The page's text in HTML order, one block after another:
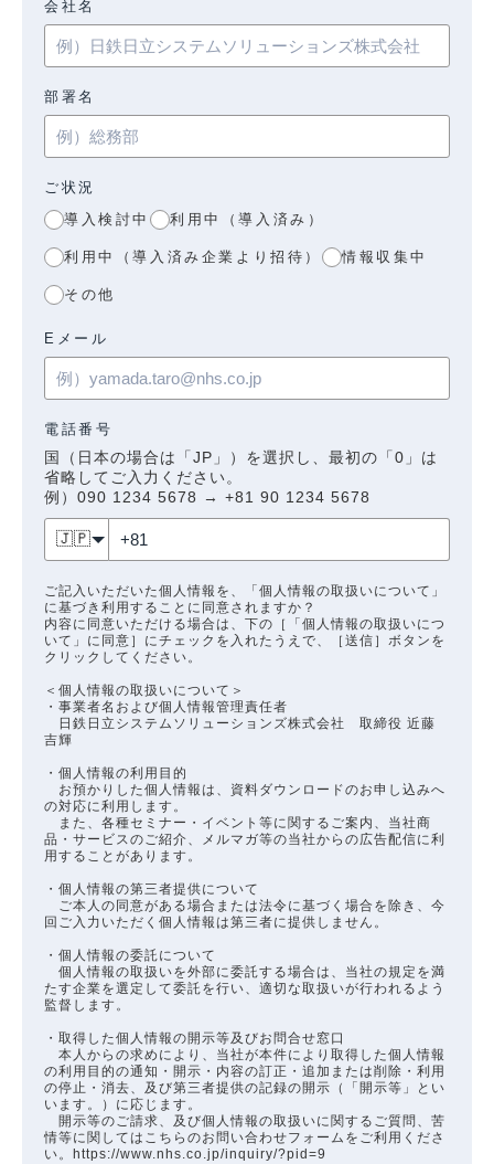
会社名
部署名
ご状況
導入検討中
利用中（導入済み）
利用中（導入済み企業より招待） 情報収集中
その他
Eメール
電話番号
国（日本の場合は「JP」）を選択し、最初の「0」は
省略してご入力ください。
例）090 1234 5678 → +81 90 1234 5678
🇯🇵
ご記入いただいた個人情報を、「個人情報の取扱いについて」
に基づき利用することに同意されますか？
内容に同意いただける場合は、下の［「個人情報の取扱いにつ
いて」に同意］にチェックを入れたうえで、［送信］ボタンを
クリックしてください。
＜個人情報の取扱いについて＞
・事業者名および個人情報管理責任者
日鉄日立システムソリューションズ株式会社 取締役 近藤
吉輝
・個人情報の利用目的
お預かりした個人情報は、資料ダウンロードのお申し込みへ
の対応に利用します。
また、各種セミナー・イベント等に関するご案内、当社商
品・サービスのご紹介、メルマガ等の当社からの広告配信に利
用することがあります。
・個人情報の第三者提供について
ご本人の同意がある場合または法令に基づく場合を除き、今
回ご入力いただく個人情報は第三者に提供しません。
・個人情報の委託について
個人情報の取扱いを外部に委託する場合は、当社の規定を満
たす企業を選定して委託を行い、適切な取扱いが行われるよう
監督します。
・取得した個人情報の開示等及びお問合せ窓口
本人からの求めにより、当社が本件により取得した個人情報
の利用目的の通知・開示・内容の訂正・追加または削除・利用
の停止・消去、及び第三者提供の記録の開示（「開示等」とい
います。）に応じます。
開示等のご請求、及び個人情報の取扱いに関するご質問、苦
情等に関してはこちらのお問い合わせフォームをご利用くださ
い。https://www.nhs.co.jp/inquiry/?pid=9